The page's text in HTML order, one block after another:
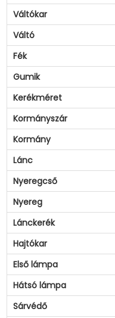
Váltókar
Váltó
Fék
Gumik
Kerékméret
Kormányszár
Kormány
Lánc
Nyeregcső
Nyereg
Lánckerék
Hajtókar
Első lámpa
Hátsó lámpa
Sárvédő